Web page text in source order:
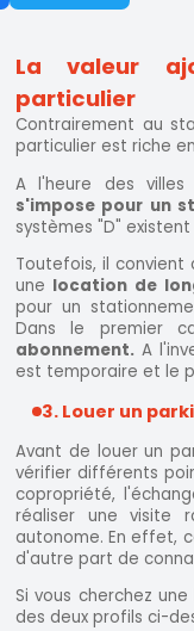
La valeur
particulier
Contrairement au
particulier est riche
A l'heure des
s'impose pour un
systèmes "D"
Toutefois, il
une location de
pour un
Dans le premier
abonnement. A
est temporaire et le
3. Louer un
Avant de louer un
vérifier différents
copropriété,
réaliser une visite
autonome. En effet,
d'autre part de
Si vous cherchez
des deux profils ci-